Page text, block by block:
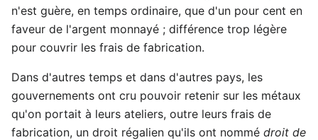
n'est guère, en temps ordinaire, que d'un pour cent en
faveur de l'argent monnayé ; différence trop légère
pour couvrir les frais de fabrication.
Dans d'autres temps et dans d'autres pays, les
gouvernements ont cru pouvoir retenir sur les métaux
qu'on portait à leurs ateliers, outre leurs frais de
fabrication, un droit régalien qu'ils ont nommé droit de